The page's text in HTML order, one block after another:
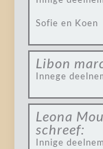
Sofie en Koen
Libon
Innege
Leona
schreef:
Innige